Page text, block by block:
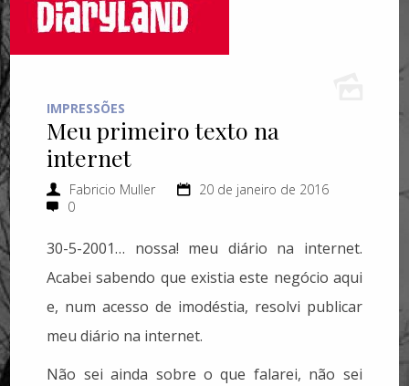
IMPRESSÕES
Meu primeiro texto na
internet
Fabricio Muller
20 de janeiro de 2016
0
30-5-2001… nossa! meu diário na internet.
Acabei sabendo que existia este negócio aqui
e, num acesso de imodéstia, resolvi publicar
meu diário na internet.
Não sei ainda sobre o que falarei, não sei